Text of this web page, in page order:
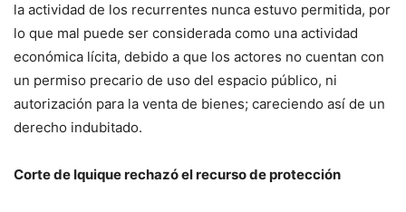
la actividad de los recurrentes nunca estuvo permitida, por
lo que mal puede ser considerada como una actividad
económica lícita, debido a que los actores no cuentan con
un permiso precario de uso del espacio público, ni
autorización para la venta de bienes; careciendo así de un
derecho indubitado.
Corte de Iquique rechazó el recurso de protección